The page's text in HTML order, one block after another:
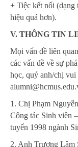
+ Tiệc kết nối (dạng
hiệu quả hơn).
V. THÔNG TIN
Mọi vấn đề liên
các vấn đề về sự
học, quý anh/chị vui
1. Chị Phạm
Công tác Sinh viên
tuyển 1998 ngành
2. Anh Trương Lâm